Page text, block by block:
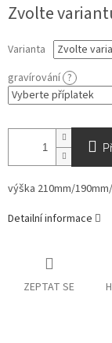
Zvolte
Varianta
gravírování ?
výška 210mm/
Detailní informace
ZEPTAT SE